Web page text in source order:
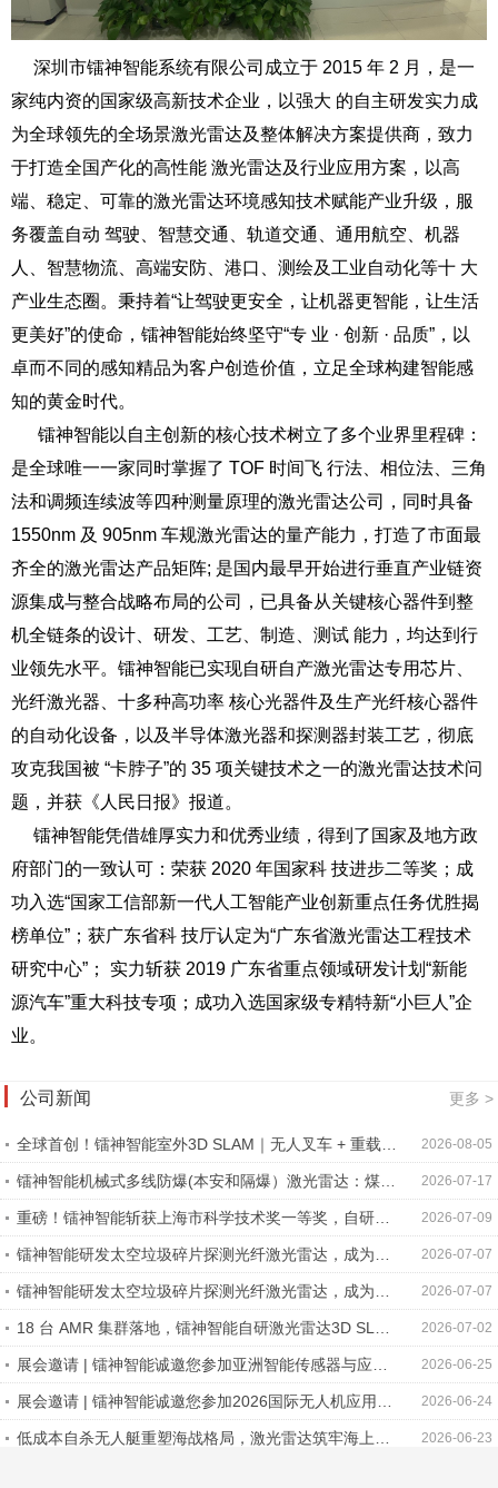
深圳市镭神智能系统有限公司成立于 2015 年 2 月，是一
家纯内资的国家级高新技术企业，以强大 的自主研发实力成
为全球领先的全场景激光雷达及整体解决方案提供商，致力
于打造全国产化的高性能 激光雷达及行业应用方案，以高
端、稳定、可靠的激光雷达环境感知技术赋能产业升级，服
务覆盖自动 驾驶、智慧交通、轨道交通、通用航空、机器
人、智慧物流、高端安防、港口、测绘及工业自动化等十 大
产业生态圈。秉持着“让驾驶更安全，让机器更智能，让生活
更美好”的使命，镭神智能始终坚守“专 业 · 创新 · 品质”，以
卓而不同的感知精品为客户创造价值，立足全球构建智能感
知的黄金时代。
镭神智能以自主创新的核心技术树立了多个业界里程碑：
是全球唯一一家同时掌握了 TOF 时间飞 行法、相位法、三角
法和调频连续波等四种测量原理的激光雷达公司，同时具备
1550nm 及 905nm 车规激光雷达的量产能力，打造了市面最
齐全的激光雷达产品矩阵; 是国内最早开始进行垂直产业链资
源集成与整合战略布局的公司，已具备从关键核心器件到整
机全链条的设计、研发、工艺、制造、测试 能力，均达到行
业领先水平。镭神智能已实现自研自产激光雷达专用芯片、
光纤激光器、十多种高功率 核心光器件及生产光纤核心器件
的自动化设备，以及半导体激光器和探测器封装工艺，彻底
攻克我国被 “卡脖子”的 35 项关键技术之一的激光雷达技术问
题，并获《人民日报》报道。
镭神智能凭借雄厚实力和优秀业绩，得到了国家及地方政
府部门的一致认可：荣获 2020 年国家科 技进步二等奖；成
功入选“国家工信部新一代人工智能产业创新重点任务优胜揭
榜单位”；获广东省科 技厅认定为“广东省激光雷达工程技术
研究中心”； 实力斩获 2019 广东省重点领域研发计划“新能
源汽车”重大科技专项；成功入选国家级专精特新“小巨人”企
业。
公司新闻 更多 >
全球首创！镭神智能室外3D SLAM｜无人叉车 + 重载平
板车协同，全流程无人化装卸！
2026-08-05
镭神智能机械式多线防爆(本安和隔爆）激光雷达：煤矿
石油化工高危场景适配方案
2026-07-17
重磅！镭神智能斩获上海市科学技术奖一等奖，自研
1550nm 光纤探测激光雷达兼顾海上作业与反无人船双
重应用
2026-07-09
镭神智能研发太空垃圾碎片探测光纤激光雷达，成为全
球唯一航天激光雷达商业公司
2026-07-07
镭神智能研发太空垃圾碎片探测光纤激光雷达，成为全
球唯一航天激光雷达商业公司
2026-07-07
18 台 AMR 集群落地，镭神智能自研激光雷达3D SLAM
方案，助力家居龙头企业打造白色智慧工厂
2026-07-02
展会邀请 | 镭神智能诚邀您参加亚洲智能传感器与应用
技术博览会
2026-06-25
展会邀请 | 镭神智能诚邀您参加2026国际无人机应用及
防控大会第七届中国国际无人机及无人系统博览会
2026-06-24
低成本自杀无人艇重塑海战格局，激光雷达筑牢海上防
2026-06-23